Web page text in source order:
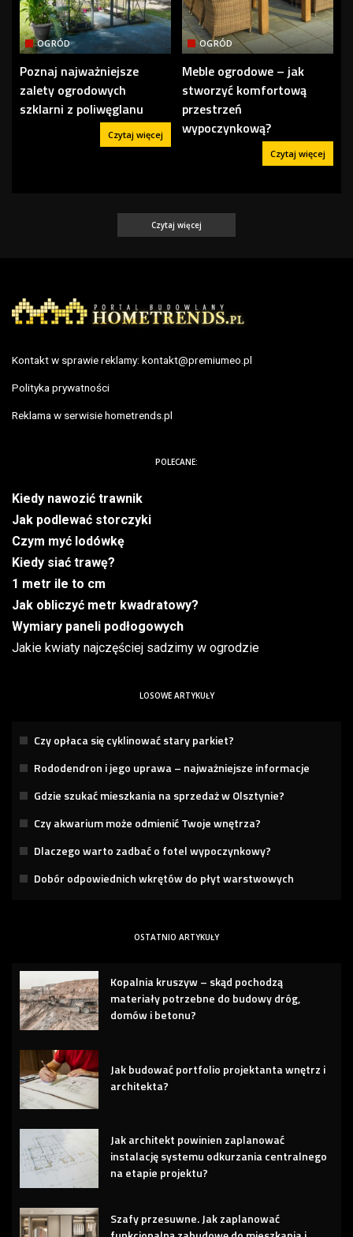
OGRÓD
Poznaj najważniejsze
zalety ogrodowych
szklarni z poliwęglanu
Czytaj więcej
OGRÓD
Meble ogrodowe – jak
stworzyć komfortową
przestrzeń
wypoczynkową?
Czytaj więcej
Czytaj więcej
Kontakt w sprawie reklamy: kontakt@premiumeo.pl
Polityka prywatności
Reklama w serwisie hometrends.pl
POLECANE:
Kiedy nawozić trawnik
Jak podlewać storczyki
Czym myć lodówkę
Kiedy siać trawę?
1 metr ile to cm
Jak obliczyć metr kwadratowy?
Wymiary paneli podłogowych
Jakie kwiaty najczęściej sadzimy w ogrodzie
LOSOWE ARTYKUŁY
Czy opłaca się cyklinować stary parkiet?
Rododendron i jego uprawa – najważniejsze informacje
Gdzie szukać mieszkania na sprzedaż w Olsztynie?
Czy akwarium może odmienić Twoje wnętrza?
Dlaczego warto zadbać o fotel wypoczynkowy?
Dobór odpowiednich wkrętów do płyt warstwowych
OSTATNIO ARTYKUŁY
Kopalnia kruszyw – skąd pochodzą
materiały potrzebne do budowy dróg,
domów i betonu?
Jak budować portfolio projektanta wnętrz i
architekta?
Jak architekt powinien zaplanować
instalację systemu odkurzania centralnego
na etapie projektu?
Szafy przesuwne. Jak zaplanować